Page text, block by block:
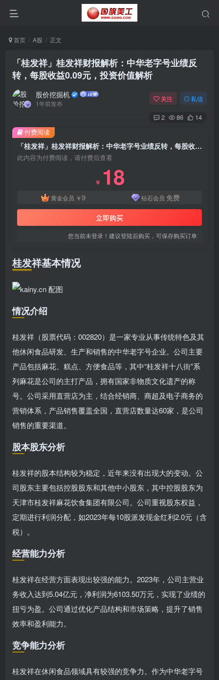
首页 A股 正文
「桂发祥」桂发祥财报解析：中华老字号业绩反
转，每股收益0.09元，投资价值解析
股价挖掘机
1年前发布
关注 私信
2 86 14
「桂发祥」桂发祥财报解析：中华老字号业绩反转，每股收益0.09元，投资价值解析
此内容为付费阅读，请付费后查看
￥ 18
黄金会员 ￥9 钻石会员 免费
立即购买
您当前未登录！建议登陆后购买，可保存购买订单
付费阅读
桂发祥基本情况
情况介绍
桂发祥（股票代码：002820）是一家专业从事传统特色及其
他休闲食品研发、生产和销售的中华老字号企业。公司主要
产品包括麻花、糕点、方便食品等，其中“桂发祥十八街”系
列麻花是公司的主打产品，拥有国家非物质文化遗产的称
号。公司采用直营店为主，结合经销商、商超及电子商务的
营销体系，产品销售覆盖全国，直营店数量达60家，是公司
销售的重要渠道。
股本股东分析
桂发祥的股本结构较为稳定，近年来没有出现大的变动。公
司股东主要包括控股股东和其他中小股东，其中控股股东为
天津市桂发祥麻花饮食集团有限公司。公司重视股东权益，
定期进行利润分配，如2023年每10股派发现金红利2.0元（含
税）。
经营能力分析
桂发祥在经营方面表现出较强的能力。2023年，公司主营业
务收入达到5.04亿元，净利润为6103.50万元，实现了业绩的
扭亏为盈。公司通过优化产品结构和市场策略，提升了销售
效率和盈利能力。
竞争能力分析
桂发祥在休闲食品领域具有较强的竞争力。作为中华老字号